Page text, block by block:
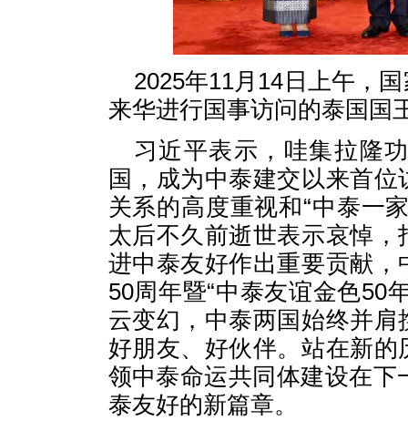
2025年11月14日上午，
来华进行国事访问的泰国国
习近平表示，哇集拉隆
国，成为中泰建交以来首
关系的高度重视和“中泰一
太后不久前逝世表示哀悼
进中泰友好作出重要贡献
50周年暨“中泰友谊金色50
云变幻，中泰两国始终并
好朋友、好伙伴。站在新
领中泰命运共同体建设在
泰友好的新篇章。